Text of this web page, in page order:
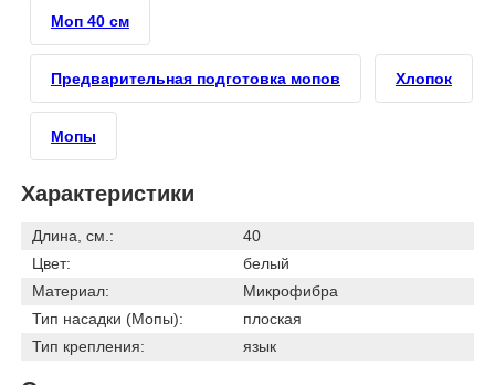
Моп 40 см
Предварительная подготовка мопов Хлопок
Мопы
Характеристики
Длина, см.:
40
Цвет:
белый
Материал:
Микрофибра
Тип насадки (Мопы):
плоская
Тип крепления:
язык